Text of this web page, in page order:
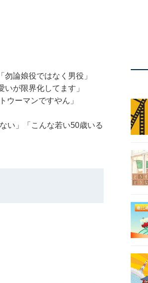
論娘役ではなく男役」
が限界化してます」
ウーマンですやん」
い」「こんな若い50歳いる